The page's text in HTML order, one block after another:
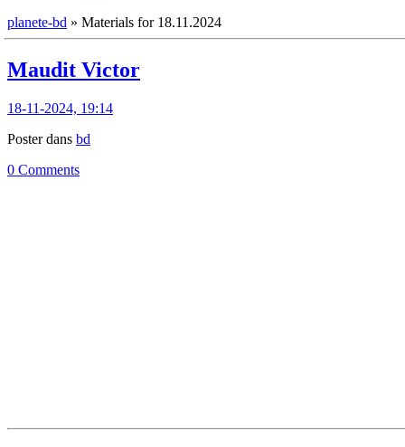
planete-bd » Materials for 18.11.2024
Maudit Victor
18-11-2024, 19:14
Poster dans bd
0 Comments